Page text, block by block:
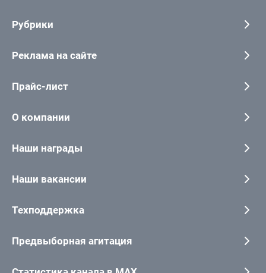
Рубрики
Реклама на сайте
Прайс-лист
О компании
Наши награды
Наши вакансии
Техподдержка
Предвыборная агитация